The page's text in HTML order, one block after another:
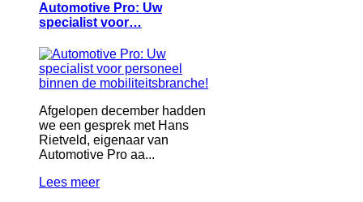
Automotive Pro: Uw
specialist voor…
Afgelopen december hadden
we een gesprek met Hans
Rietveld, eigenaar van
Automotive Pro aa...
Lees meer